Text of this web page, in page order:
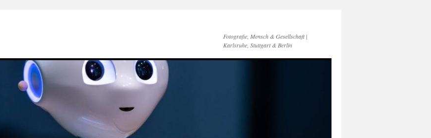
Fotografie, Mensch & Gesellschaft |
Karlsruhe, Stuttgart & Berlin